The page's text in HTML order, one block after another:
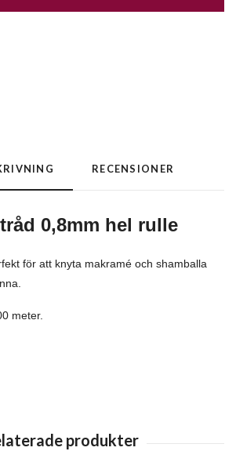
RECENSIONER
0,8mm hel rulle
för att knyta makramé och shamballa
meter.